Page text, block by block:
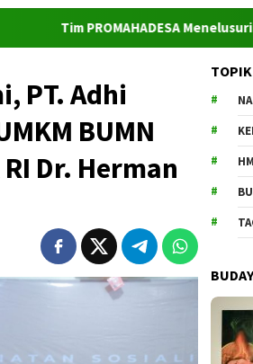
Menelusuri Ta’ Butaan
PT. Adhi
BUMN
Dr. Herman